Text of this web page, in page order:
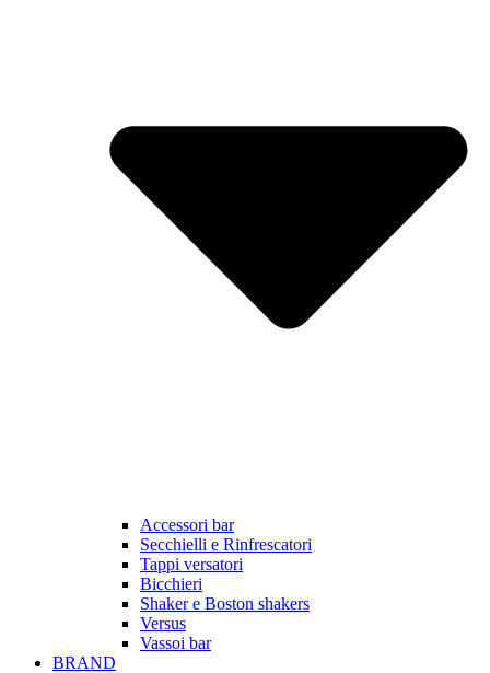
Accessori bar
Secchielli e Rinfrescatori
Tappi versatori
Bicchieri
Shaker e Boston shakers
Versus
Vassoi bar
BRAND